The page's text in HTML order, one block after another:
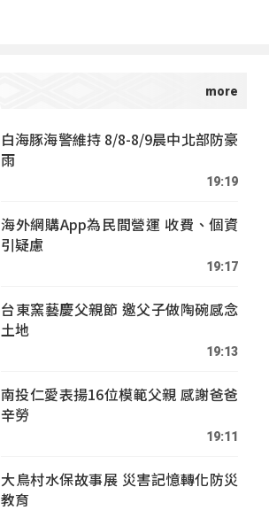
白海豚海警維持 8/8-8/9晨中北部防豪
雨
19:19
海外網購App為民間營運 收費、個資
引疑慮
19:17
台東窯藝慶父親節 邀父子做陶碗感念
土地
19:13
南投仁愛表揚16位模範父親 感謝爸爸
辛勞
19:11
大鳥村水保故事展 災害記憶轉化防災
教育